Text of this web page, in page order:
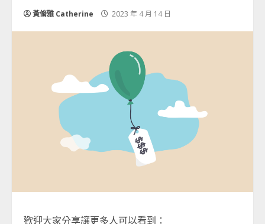
黃脩雅 Catherine 2023 年 4 月 14 日
歡迎大家分享讓更多人可以看到：